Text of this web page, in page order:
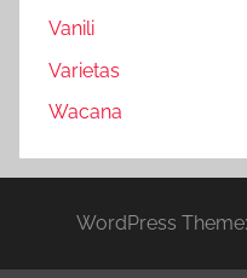
Vanili
Varietas
Wacana
WordPress